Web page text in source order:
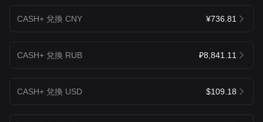
CASH+ 兌換 CNY ¥736.81
CASH+ 兌換 RUB ₽8,841.11
CASH+ 兌換 USD $109.18